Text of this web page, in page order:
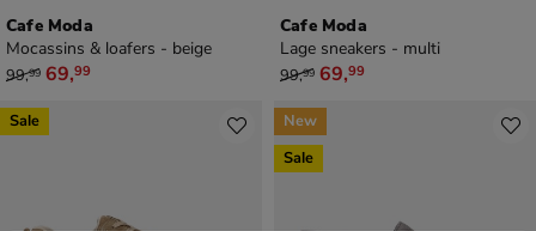
Cafe Moda
Mocassins & loafers - beige
van € 99,99 voor € 69,99
99,99 69,99
Cafe Moda
Lage sneakers - multi
van € 99,99 voor € 69,99
99,99 69,99
Sale
New
Sale